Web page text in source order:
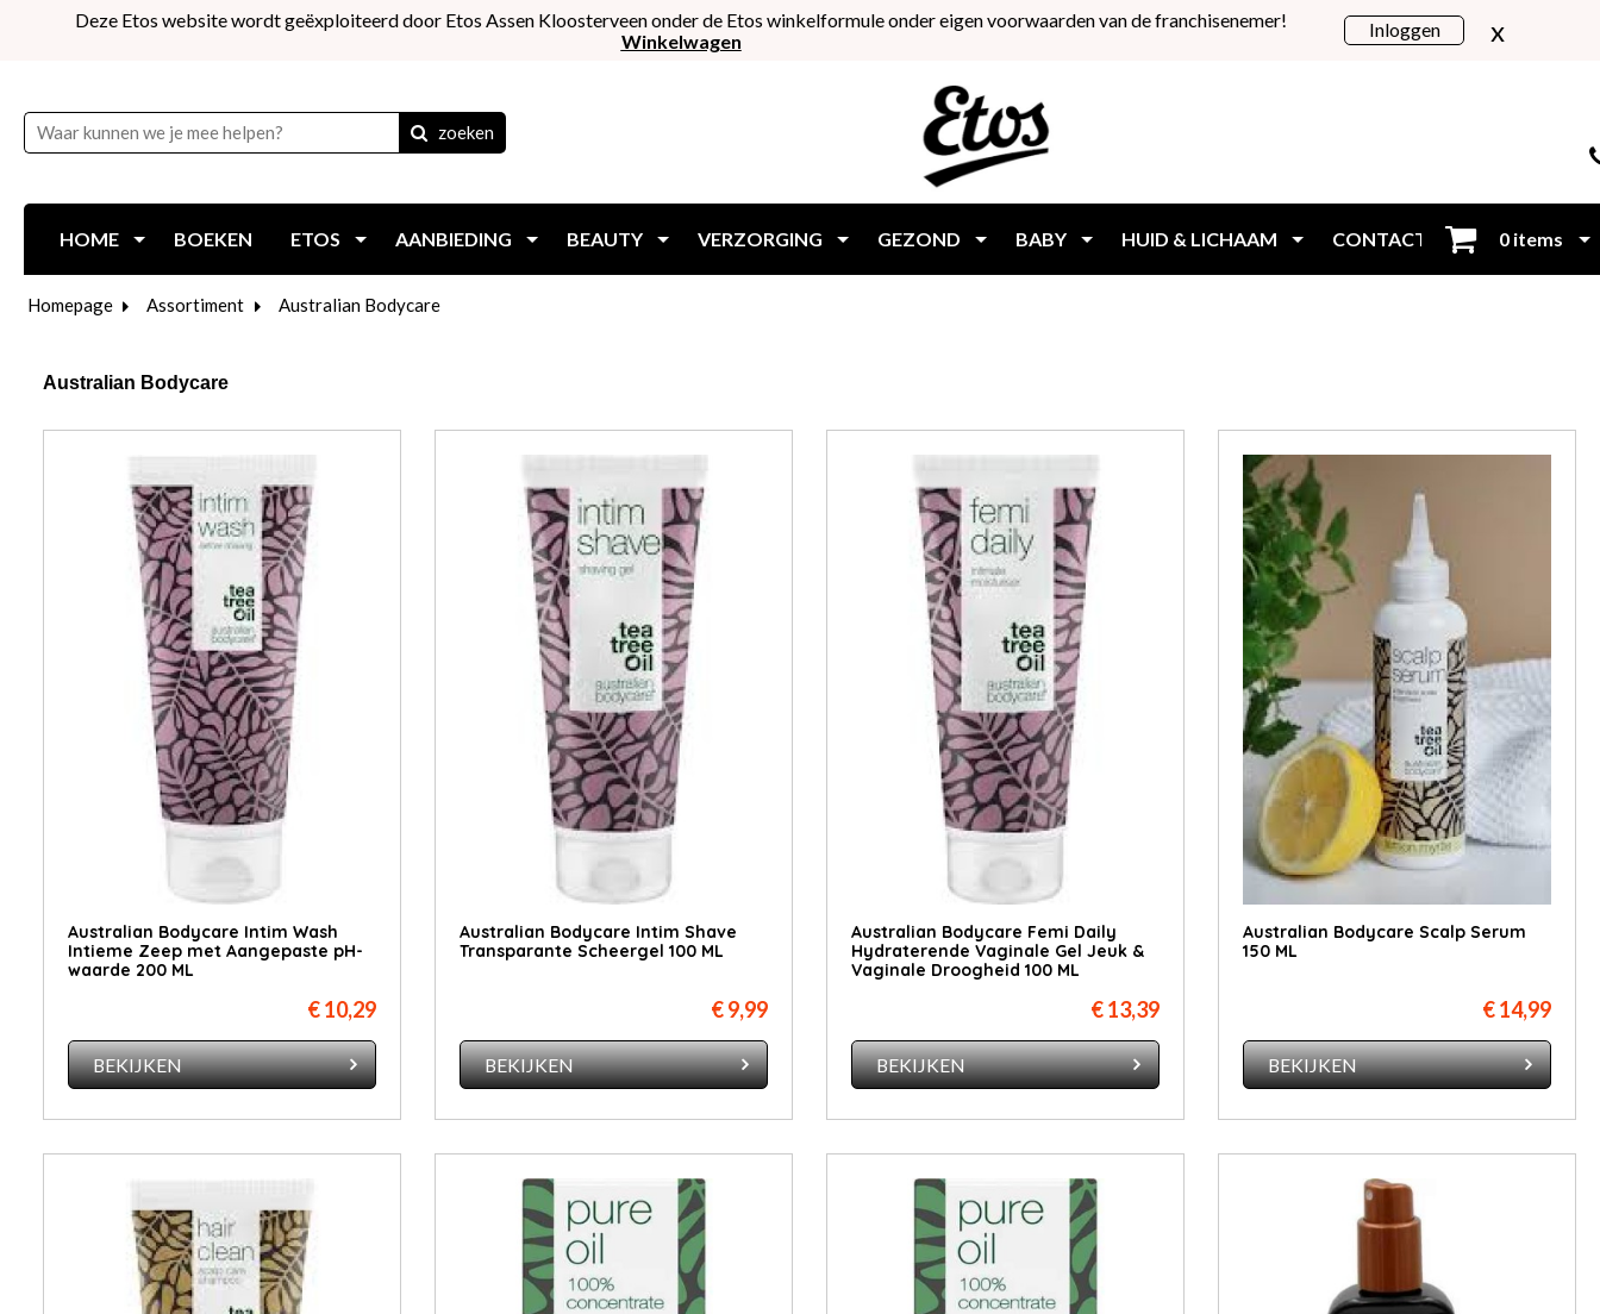
Deze Etos website wordt geëxploiteerd door Etos Assen Kloosterveen onder de Etos winkelformule onder eigen voorwaarden van de franchisenemer!
Winkelwagen
Inloggen x
zoeken
HOME BOEKEN ETOS AANBIEDING BEAUTY VERZORGING GEZOND BABY HUID & LICHAAM CONTACT Inloggen
0 items
Homepage Assortiment Australian Bodycare
Australian Bodycare
Australian Bodycare Intim Wash
Intieme Zeep met Aangepaste pH-
waarde 200 ML
€ 10,29
BEKIJKEN
Australian Bodycare Intim Shave
Transparante Scheergel 100 ML
€ 9,99
BEKIJKEN
Australian Bodycare Femi Daily
Hydraterende Vaginale Gel Jeuk &
Vaginale Droogheid 100 ML
€ 13,39
BEKIJKEN
Australian Bodycare Scalp Serum
150 ML
€ 14,99
BEKIJKEN